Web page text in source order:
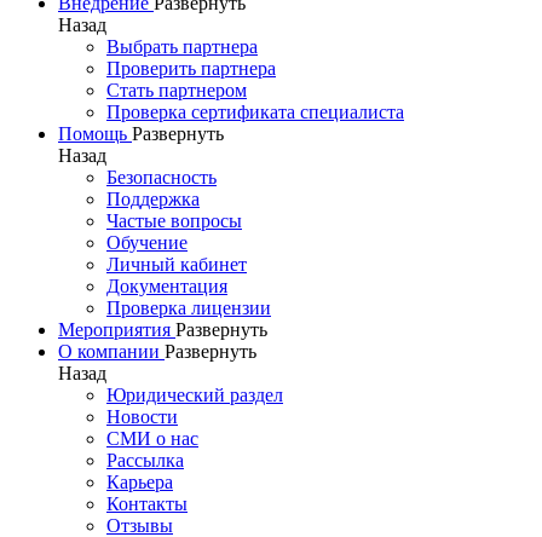
Назад
Выбрать партнера
Проверить партнера
Стать партнером
Проверка сертификата специалиста
Помощь Развернуть
Назад
Безопасность
Поддержка
Частые вопросы
Обучение
Личный кабинет
Документация
Проверка лицензии
Мероприятия Развернуть
О компании Развернуть
Назад
Юридический раздел
Новости
СМИ о нас
Рассылка
Карьера
Контакты
Отзывы